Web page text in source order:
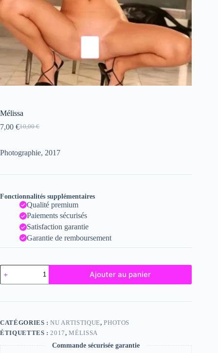
Mélissa
10,00€
Le
était :
7,00 €Le
est :
Photographie, 2017
Fonctionnalités supplémentaires
Qualité premium
Paiements sécurisés
Satisfaction garantie
Garantie de remboursement
quantité
de
Mélissa
Ajouter au panier
CATÉGORIES :NU ARTISTIQUE,PHOTOS
ÉTIQUETTES : 2017,MÉLISSA
Commande sécurisée garantie